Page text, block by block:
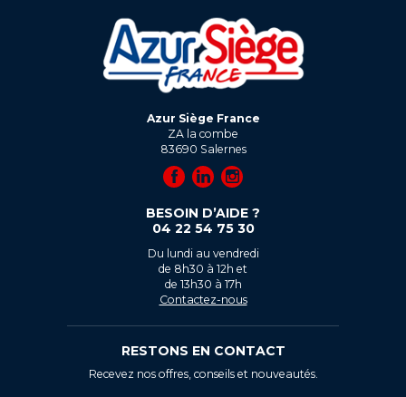
Azur Siège France
ZA la combe
83690 Salernes
BESOIN D’AIDE ?
04 22 54 75 30
Du lundi au vendredi
de 8h30 à 12h et
de 13h30 à 17h
Contactez-nous
RESTONS EN CONTACT
Recevez nos offres, conseils et nouveautés.